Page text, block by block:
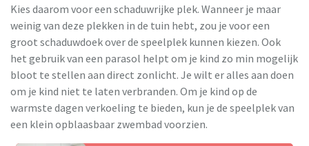
Kies daarom voor een schaduwrijke plek. Wanneer je maar
weinig van deze plekken in de tuin hebt, zou je voor een
groot schaduwdoek over de speelplek kunnen kiezen. Ook
het gebruik van een parasol helpt om je kind zo min mogelijk
bloot te stellen aan direct zonlicht. Je wilt er alles aan doen
om je kind niet te laten verbranden. Om je kind op de
warmste dagen verkoeling te bieden, kun je de speelplek van
een klein opblaasbaar zwembad voorzien.